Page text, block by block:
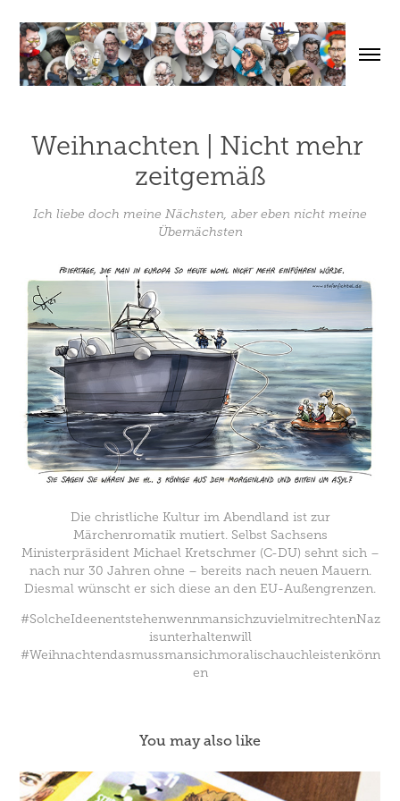
Weihnachten | Nicht mehr
zeitgemäß
Ich liebe doch meine Nächsten, aber eben nicht meine
Die christliche Kultur im Abendland ist zur
Märchenromatik mutiert. Selbst Sachsens
Ministerpräsident Michael Kretschmer (C-DU) sehnt sich –
nach nur 30 Jahren ohne – bereits nach neuen Mauern.
Diesmal wünscht er sich diese an den EU-Außengrenzen.
#SolcheIdeenentstehenwennmansichzuvielmitrechtenNaz
isunterhaltenwill
#Weihnachtendasmussmansichmoralischauchleistenkönn
en
You may also like